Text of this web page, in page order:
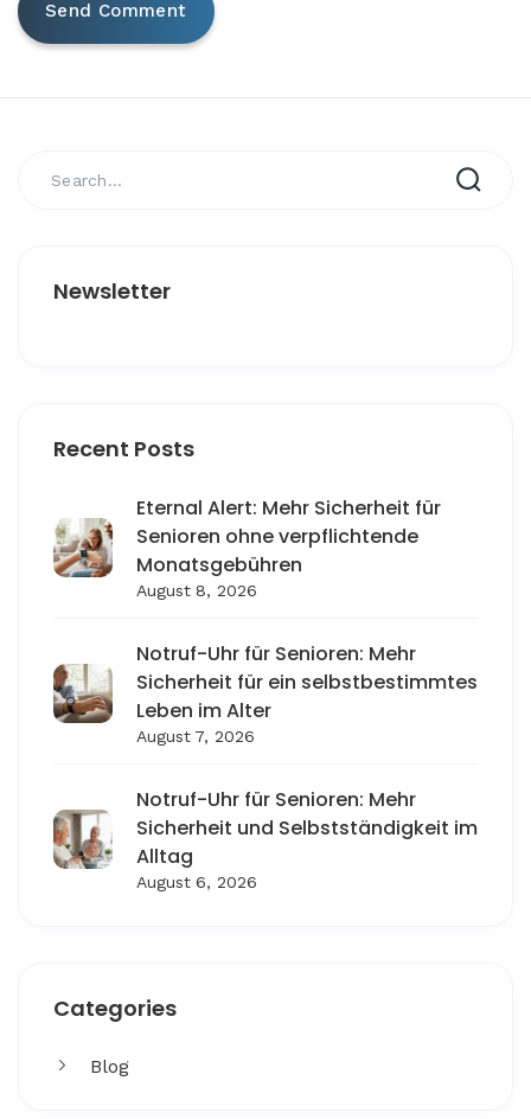
Newsletter
Recent Posts
Eternal Alert: Mehr Sicherheit für
Senioren ohne verpflichtende
Monatsgebühren
August 8, 2026
Notruf-Uhr für Senioren: Mehr
Sicherheit für ein selbstbestimmtes
Leben im Alter
August 7, 2026
Notruf-Uhr für Senioren: Mehr
Sicherheit und Selbstständigkeit im
Alltag
August 6, 2026
Categories
Blog